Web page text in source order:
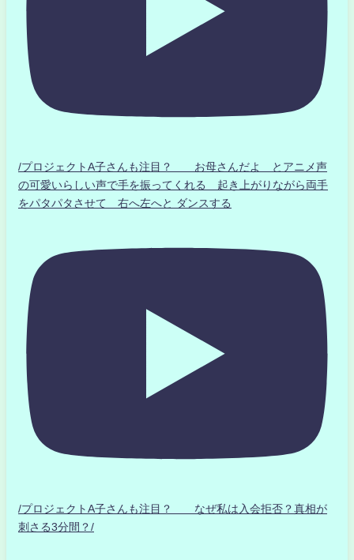
/プロジェクトA子さんも注目？ お母さんだよ とアニメ声
の可愛いらしい声で手を振ってくれる 起き上がりながら両手
をパタパタさせて 右へ左へと ダンスする
/プロジェクトA子さんも注目？ なぜ私は入会拒否？真相が
刺さる3分間？/